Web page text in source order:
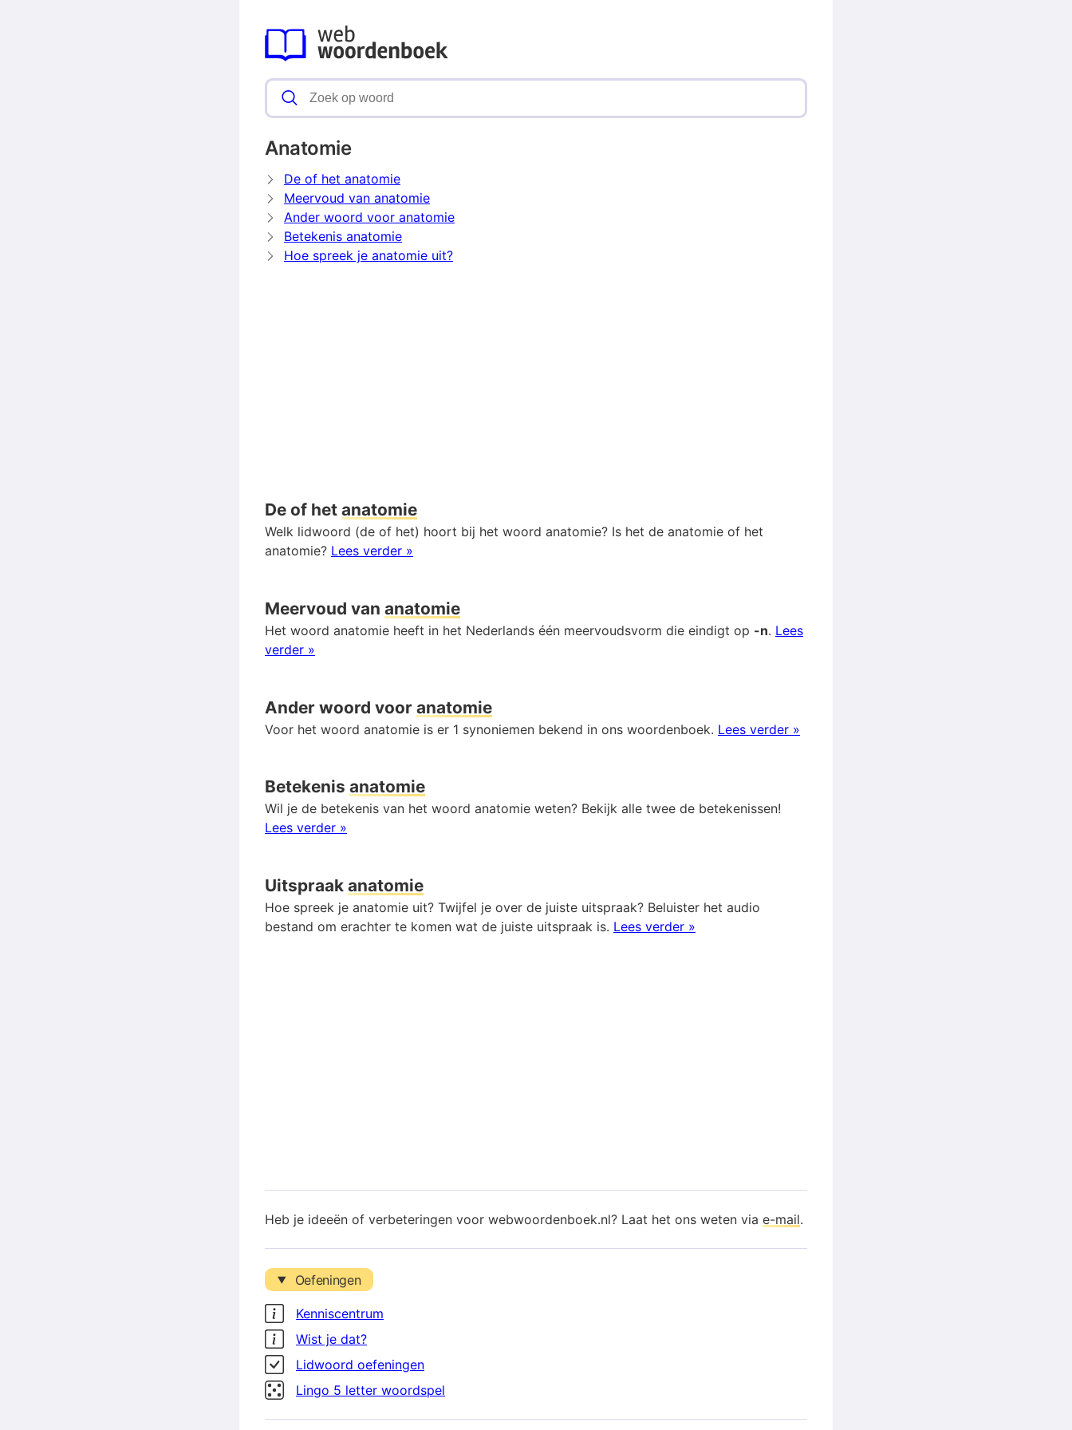
Anatomie
De of het anatomie
Meervoud van anatomie
Ander woord voor anatomie
Betekenis anatomie
Hoe spreek je anatomie uit?
De of het anatomie
Welk lidwoord (de of het) hoort bij het woord anatomie? Is het de anatomie of het
anatomie? Lees verder »
Meervoud van anatomie
Het woord anatomie heeft in het Nederlands één meervoudsvorm die eindigt op -n. Lees
verder »
Ander woord voor anatomie
Voor het woord anatomie is er 1 synoniemen bekend in ons woordenboek. Lees verder »
Betekenis anatomie
Wil je de betekenis van het woord anatomie weten? Bekijk alle twee de betekenissen!
Lees verder »
Uitspraak anatomie
Hoe spreek je anatomie uit? Twijfel je over de juiste uitspraak? Beluister het audio
bestand om erachter te komen wat de juiste uitspraak is. Lees verder »
Heb je ideeën of verbeteringen voor webwoordenboek.nl? Laat het ons weten via e-mail.
Oefeningen
Kenniscentrum
Wist je dat?
Lidwoord oefeningen
Lingo 5 letter woordspel